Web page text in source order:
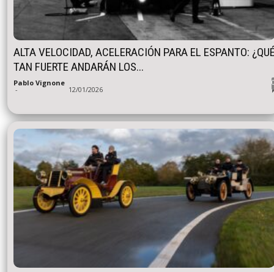
ALTA VELOCIDAD, ACELERACIÓN PARA EL ESPANTO:
TAN FUERTE ANDARÁN LOS...
Pablo Vignone
- 12/01/2026